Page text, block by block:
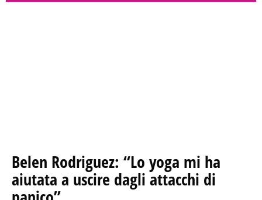
Belen Rodriguez: “Lo yoga mi ha
aiutata a uscire dagli attacchi di